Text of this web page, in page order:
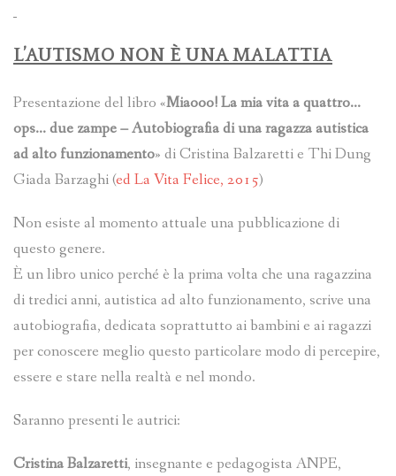
L’AUTISMO NON È UNA MALATTIA
Presentazione del libro «Miaooo! La mia vita a quattro…
ops… due zampe – Autobiografia di una ragazza autistica
ad alto funzionamento» di Cristina Balzaretti e Thi Dung
Giada Barzaghi (ed La Vita Felice, 2015)
Non esiste al momento attuale una pubblicazione di
questo genere.
È un libro unico perché è la prima volta che una ragazzina
di tredici anni, autistica ad alto funzionamento, scrive una
autobiografia, dedicata soprattutto ai bambini e ai ragazzi
per conoscere meglio questo particolare modo di percepire,
essere e stare nella realtà e nel mondo.
Saranno presenti le autrici:
Cristina Balzaretti, insegnante e pedagogista ANPE,